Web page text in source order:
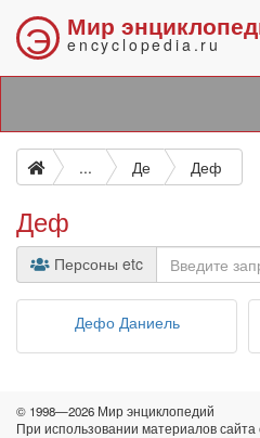
Э Мир
encyclopedia.ru
... Де Деф
Деф
Персоны etc
Дефо Даниель
© 1998—2026 Мир энциклопедий
При использовании материалов сайта